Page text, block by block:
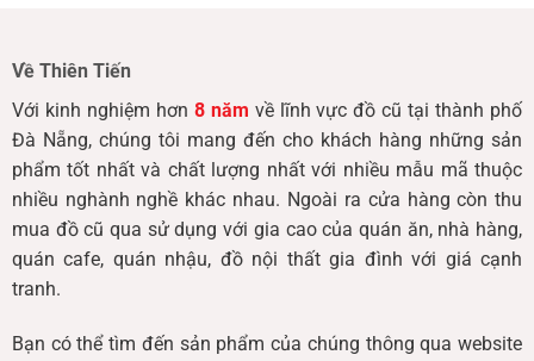
Về Thiên Tiến
Với kinh nghiệm hơn 8 năm về lĩnh vực đồ cũ tại thành phố
Đà Nẵng, chúng tôi mang đến cho khách hàng những sản
phẩm tốt nhất và chất lượng nhất với nhiều mẫu mã thuộc
nhiều nghành nghề khác nhau. Ngoài ra cửa hàng còn thu
mua đồ cũ qua sử dụng với gia cao của quán ăn, nhà hàng,
quán cafe, quán nhậu, đồ nội thất gia đình với giá cạnh
tranh.
Bạn có thể tìm đến sản phẩm của chúng thông qua website